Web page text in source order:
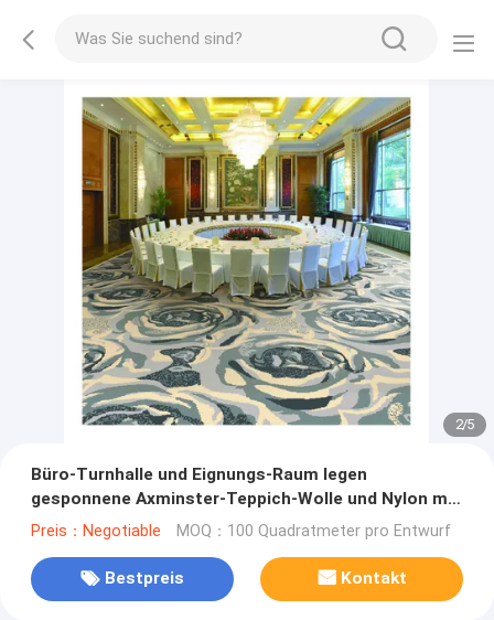
2/5
Büro-Turnhalle und Eignungs-Raum legen
gesponnene Axminster-Teppich-Wolle und Nylon mit
Teppich aus
Preis：Negotiable MOQ：100 Quadratmeter pro Entwurf
Bestpreis Kontakt